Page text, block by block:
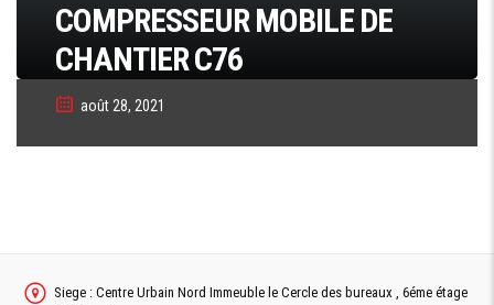
COMPRESSEUR MOBILE DE
CHANTIER C76
août 28, 2021
Siege : Centre Urbain Nord Immeuble le Cercle des bureaux , 6éme étage